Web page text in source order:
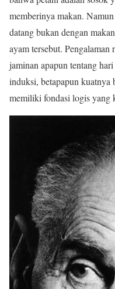
memberinya makan.
datang bukan dengan
ayam tersebut.
jaminan apapun tentang
induksi, betapapun kuatnya
memiliki fondasi logis yang